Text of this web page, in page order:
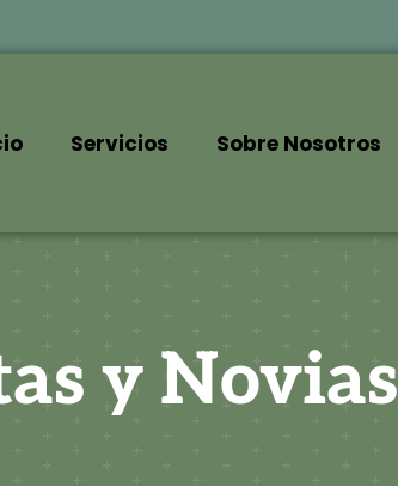
Servicios Sobre Nosotros
y Novias